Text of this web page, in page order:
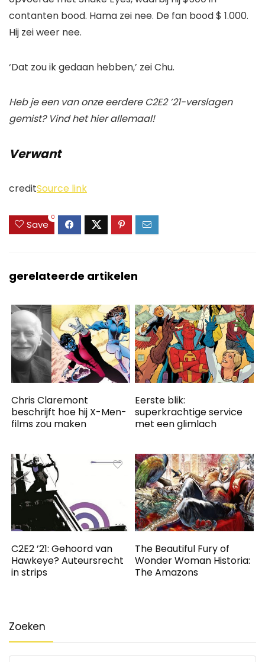
contanten bood. Hama zei nee. De fan bood $ 1.000.
Hij zei weer nee.
‘Dat zou ik gedaan hebben,’ zei Chu.
Heb je een van onze eerdere C2E2 ’21-verslagen
gemist? Vind het hier allemaal!
Verwant
creditSource link
Save
0
gerelateerde artikelen
Chris Claremont
beschrijft hoe hij X-Men-
films zou maken
Eerste blik:
superkrachtige service
met een glimlach
C2E2 ’21: Gehoord van
Hawkeye? Auteursrecht
in strips
The Beautiful Fury of
Wonder Woman Historia:
The Amazons
Zoeken